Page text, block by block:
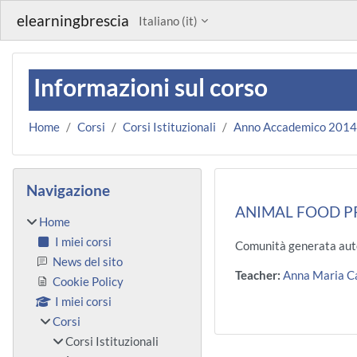
elearningbrescia Italiano ‎(it)‎
Informazioni sul corso
Home Corsi Corsi Istituzionali Anno Accademico
ANIMAL FOOD
Comunità generata
Teacher: Anna Maria
Blocchi
Navigazione
Home
I miei corsi
News del sito
Cookie Policy
I miei corsi
Corsi
Corsi Istituzionali